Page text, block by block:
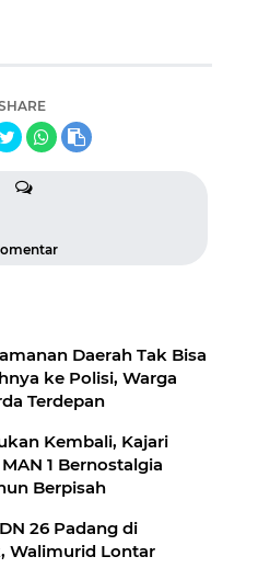
Daerah Tak Bisa
ke Polisi, Warga
Terdepan
Kembali, Kajari
1 Bernostalgia
Berpisah
26 Padang di
Walimurid Lontar